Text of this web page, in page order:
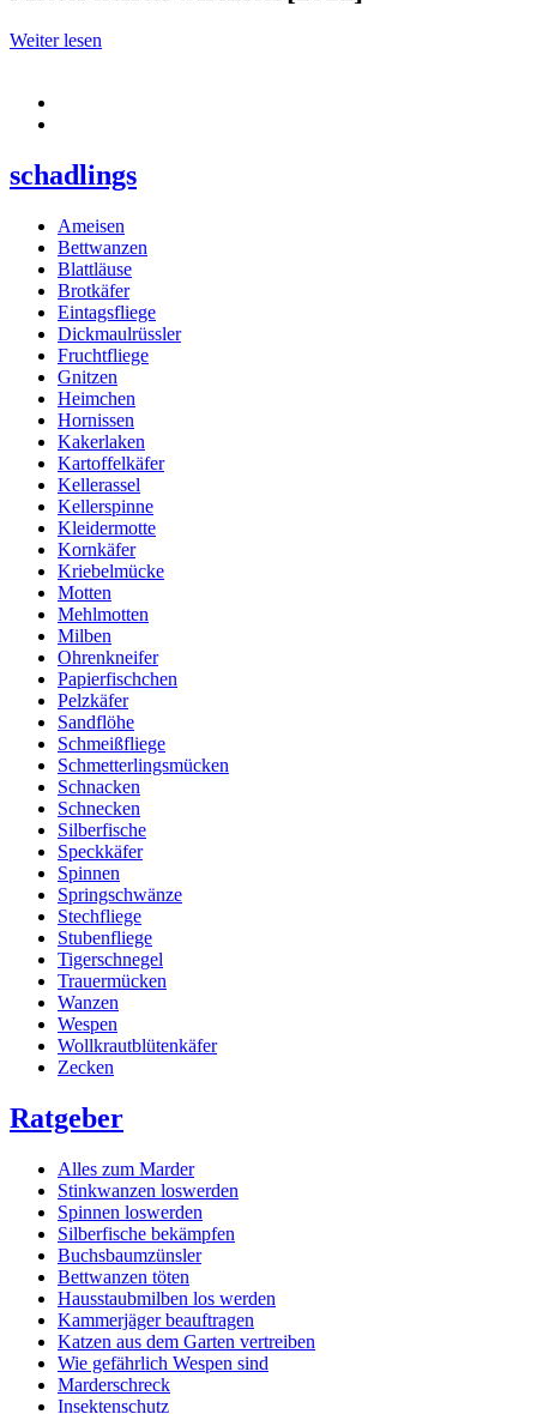
Weiter lesen
schadlings
Ameisen
Bettwanzen
Blattläuse
Brotkäfer
Eintagsfliege
Dickmaulrüssler
Fruchtfliege
Gnitzen
Heimchen
Hornissen
Kakerlaken
Kartoffelkäfer
Kellerassel
Kellerspinne
Kleidermotte
Kornkäfer
Kriebelmücke
Motten
Mehlmotten
Milben
Ohrenkneifer
Papierfischchen
Pelzkäfer
Sandflöhe
Schmeißfliege
Schmetterlingsmücken
Schnacken
Schnecken
Silberfische
Speckkäfer
Spinnen
Springschwänze
Stechfliege
Stubenfliege
Tigerschnegel
Trauermücken
Wanzen
Wespen
Wollkrautblütenkäfer
Zecken
Ratgeber
Alles zum Marder
Stinkwanzen loswerden
Spinnen loswerden
Silberfische bekämpfen
Buchsbaumzünsler
Bettwanzen töten
Hausstaubmilben los werden
Kammerjäger beauftragen
Katzen aus dem Garten vertreiben
Wie gefährlich Wespen sind
Marderschreck
Insektenschutz